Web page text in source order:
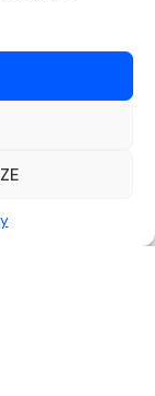
DEL MINISTRO